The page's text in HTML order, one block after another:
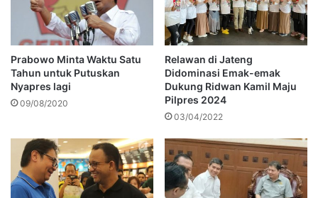
Prabowo Minta Waktu Satu
Tahun untuk Putuskan
Nyapres lagi
09/08/2020
Relawan di Jateng
Didominasi Emak-emak
Dukung Ridwan Kamil Maju
Pilpres 2024
03/04/2022